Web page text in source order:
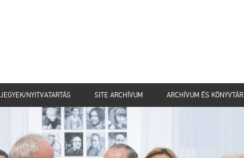
JEGYEK/NYITVATARTÁS SITE ARCHÍVUM ARCHÍVUM ÉS KÖNYVTÁR